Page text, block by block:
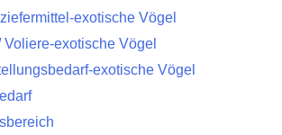
exotische Vögel
Voliere-exotische Vögel
exotische Vögel